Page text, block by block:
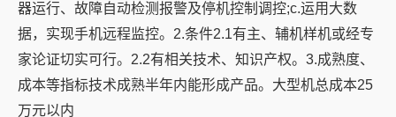
器运行、故障自动检测报警及停机控制调控;c.运用大数
据，实现手机远程监控。2.条件2.1有主、辅机样机或经专
家论证切实可行。2.2有相关技术、知识产权。3.成熟度、
成本等指标技术成熟半年内能形成产品。大型机总成本25
万元以内